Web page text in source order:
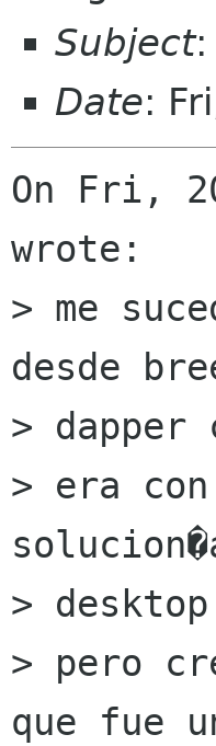
Subject:
Date:
On Fri,
wrote:
> me
desde
>
> era
>
> pero
que fue